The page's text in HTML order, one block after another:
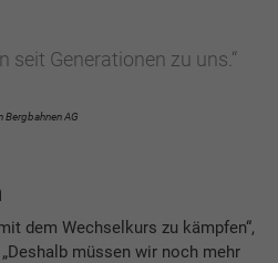
seit Generationen zu uns.“
Bergbahnen AG
dem Wechselkurs zu kämpfen“,
müssen wir noch mehr